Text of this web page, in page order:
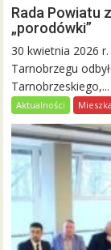
Rada Powiatu
„porodówki”
30 kwietnia 2026
Tarnobrzegu
Tarnobrzeskiego,...
Aktualności